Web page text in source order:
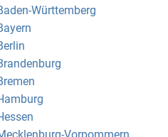
Württemberg